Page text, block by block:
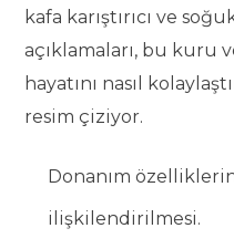
kafa karıştırıcı ve
açıklamaları, bu kuru
hayatını nasıl
resim çiziyor.
Donanım
ilişkilendirilmesi.